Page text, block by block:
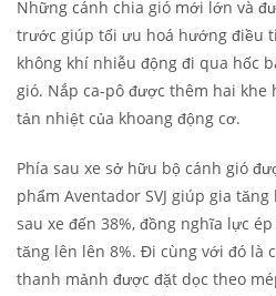
Những cánh chia gió mới lớn và
trước giúp tối ưu hoá hướng điều
không khí nhiễu động đi qua hốc
gió. Nắp ca-pô được thêm hai
tản nhiệt của khoang động cơ.
Phía sau xe sở hữu bộ cánh gió
phẩm Aventador SVJ giúp gia
sau xe đến 38%, đồng nghĩa lực
tăng lên lên 8%. Đi cùng với đó là
thanh mảnh được đặt dọc theo